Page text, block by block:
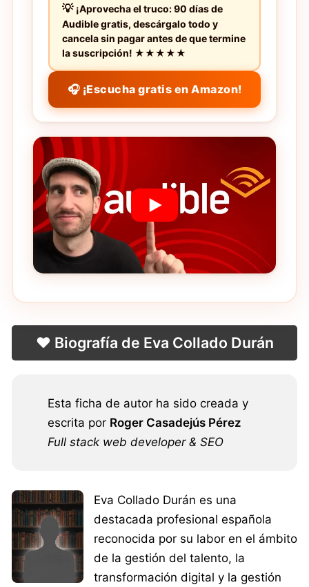
¡Aprovecha el truco: 90 días de
Audible gratis, descárgalo todo y
cancela sin pagar antes de que termine
la suscripción! ★★★★★
🎧 ¡Escucha gratis en Amazon!
❤️ Biografía de Eva Collado Durán
Esta ficha de autor ha sido creada y
escrita por Roger Casadejús Pérez
Full stack web developer & SEO
Eva Collado Durán es una
destacada profesional española
reconocida por su labor en el ámbito
de la gestión del talento, la
transformación digital y la gestión